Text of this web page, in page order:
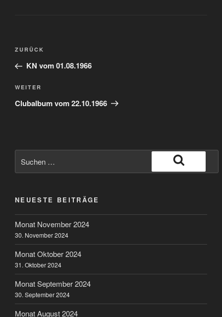
Beitragsnavigation
Vorheriger
Beitrag
ZURÜCK
KN vom 01.08.1966
Nächster
Beitrag
WEITER
Clubalbum vom 22.10.1966
nach:
Suchen
NEUESTE BEITRÄGE
Monat November 2024
30. November 2024
Monat Oktober 2024
31. Oktober 2024
Monat September 2024
30. September 2024
Monat August 2024